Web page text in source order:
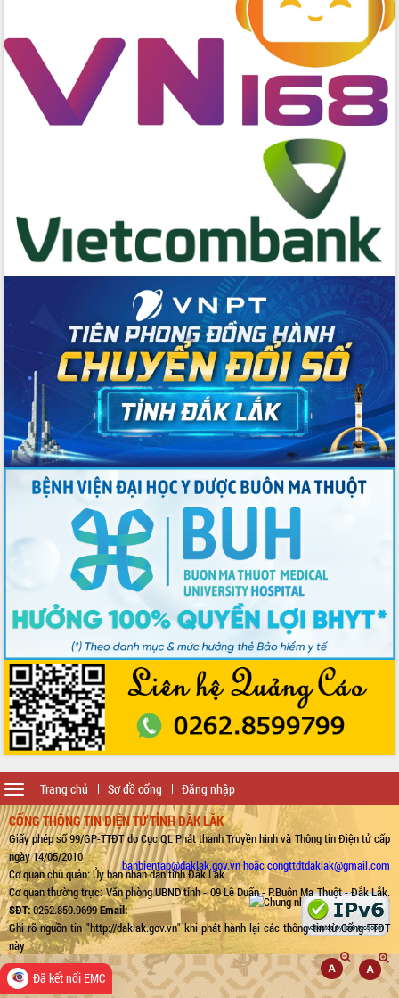
Trang chủ Sơ đồ cổng Đăng nhập
Toggle
navigation
CỔNG THÔNG TIN ĐIỆN TỬ TỈNH ĐẮK LẮK
Giấy phép số 99/GP-TTĐT do Cục QL Phát thanh Truyền hình và Thông tin Điện tử cấp
ngày 14/05/2010
Cơ quan chủ quản: Ủy ban nhân dân tỉnh Đắk Lắk
Cơ quan thường trực: Văn phòng UBND tỉnh - 09 Lê Duẩn - P.Buôn Ma Thuột - Đắk Lắk.
SĐT:0262.859.9699Email:
banbientap@daklak.gov.vn hoặc congttdtdaklak@gmail.com
Ghi rõ nguồn tin "http://daklak.gov.vn" khi phát hành lại các thông tin từ Cổng TTĐT
này
Đã kết nối EMC